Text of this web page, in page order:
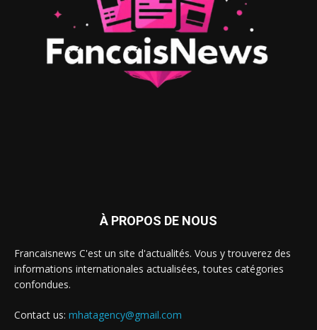
À PROPOS DE NOUS
Francaisnews C'est un site d'actualités. Vous y trouverez des
informations internationales actualisées, toutes catégories
confondues.
Contact us: mhatagency@gmail.com